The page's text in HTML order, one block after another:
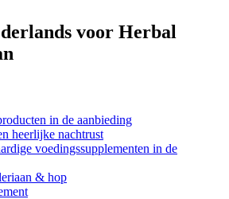
voor Herbal
in de aanbieding
heerlijke nachtrust
voedingssupplementen in de
& hop